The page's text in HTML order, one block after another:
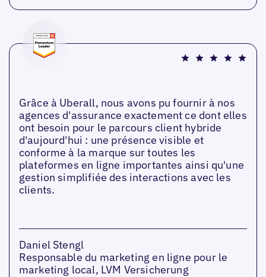
Grâce à Uberall, nous avons pu fournir à nos
agences d'assurance exactement ce dont elles
ont besoin pour le parcours client hybride
d'aujourd'hui : une présence visible et
conforme à la marque sur toutes les
plateformes en ligne importantes ainsi qu'une
gestion simplifiée des interactions avec les
clients.
Daniel Stengl
Responsable du marketing en ligne pour le
marketing local, LVM Versicherung